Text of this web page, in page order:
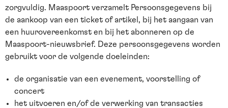
zorgvuldig. Maaspoort verzamelt Persoonsgegevens bij
de aankoop van een ticket of artikel, bij het aangaan van
een huurovereenkomst en bij het abonneren op de
Maaspoort-nieuwsbrief. Deze persoonsgegevens worden
gebruikt voor de volgende doeleinden:
de organisatie van een evenement, voorstelling of
concert
het uitvoeren en/of de verwerking van transacties